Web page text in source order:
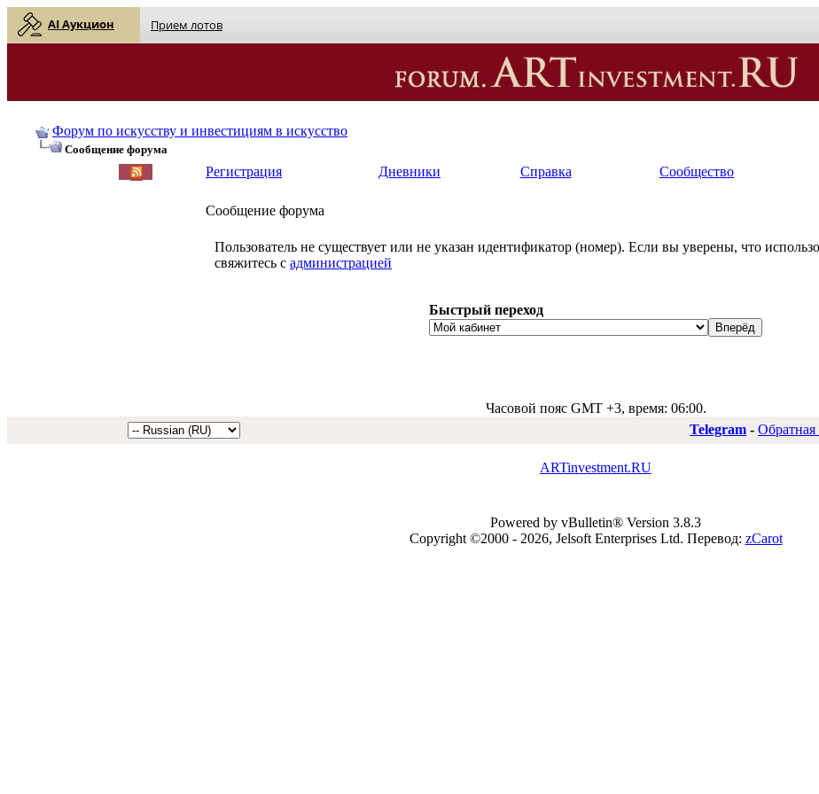
AI Аукцион Прием лотов
Форум по искусству и инвестициям в искусство
Сообщение форума
Регистрация
Дневники Справка Сообщество
Сообщение форума
Пользователь не существует или не указан идентификатор (номер). Если вы уверены, что
свяжитесь с администрацией
Быстрый переход
Часовой пояс GMT +3, время: 06:00.
Telegram - Обратная
ARTinvestment.RU
Powered by vBulletin® Version 3.8.3
Copyright ©2000 - 2026, Jelsoft Enterprises Ltd. Перевод: zCarot